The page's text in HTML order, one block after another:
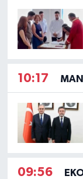
10:17
09:56
Son
Haber Arşivi